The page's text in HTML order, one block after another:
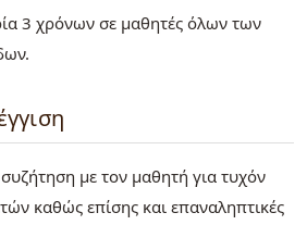
3 χρόνων σε μαθητές όλων των
συζήτηση με τον μαθητή για τυχόν
καθώς επίσης και επαναληπτικές